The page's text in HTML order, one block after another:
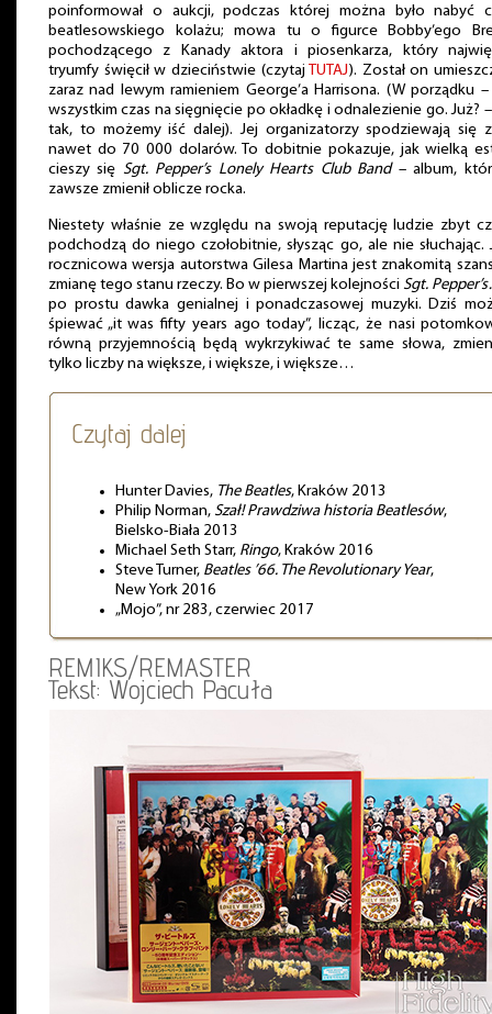
poinformował o aukcji, podczas której można było nabyć
beatlesowskiego kolażu; mowa tu o figurce Bobby’ego
pochodzącego z Kanady aktora i piosenkarza, który
tryumfy święcił w dzieciństwie (czytaj TUTAJ). Został on
zaraz nad lewym ramieniem George’a Harrisona. (W porządku –
wszystkim czas na sięgnięcie po okładkę i odnalezienie go. Już?
tak, to możemy iść dalej). Jej organizatorzy spodziewają się
nawet do 70 000 dolarów. To dobitnie pokazuje, jak wielką
cieszy się Sgt. Pepper’s Lonely Hearts Club Band– album,
zawsze zmienił oblicze rocka.
Niestety właśnie ze względu na swoją reputację ludzie zbyt
podchodzą do niego czołobitnie, słysząc go, ale nie słuchając.
rocznicowa wersja autorstwa Gilesa Martina jest znakomitą
zmianę tego stanu rzeczy. Bo w pierwszej kolejności Sgt.
po prostu dawka genialnej i ponadczasowej muzyki. Dziś
śpiewać „it was fifty years ago today”, licząc, że nasi
równą przyjemnością będą wykrzykiwać te same słowa,
tylko liczby na większe, i większe, i większe…
Czytaj dalej
Hunter Davies, The Beatles, Kraków 2013
Philip Norman, Szał! Prawdziwa historia Beatlesów,
Bielsko-Biała 2013
Michael Seth Starr, Ringo, Kraków 2016
Steve Turner, Beatles ’66. The Revolutionary Year,
New York 2016
„Mojo”, nr 283, czerwiec 2017
REMIKS/REMASTER
Tekst: Wojciech Pacuła